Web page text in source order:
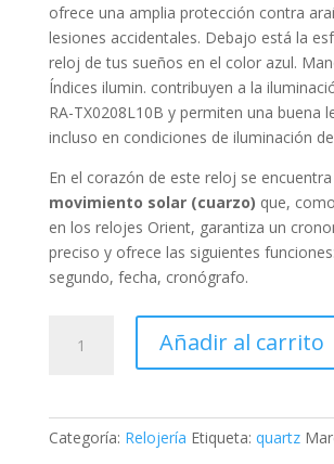
ofrece una amplia protección contra
lesiones accidentales. Debajo está la
reloj de tus sueños en el color azul.
Índices ilumin. contribuyen a la
RA-TX0208L10B y permiten una buena
incluso en condiciones de iluminación
En el corazón de este reloj se
movimiento solar (cuarzo) que,
en los relojes Orient, garantiza un
preciso y ofrece las siguientes funciones:
segundo, fecha, cronógrafo.
Mako
Edition
Añadir al carrito
Categoría: Relojería Etiqueta: quartz